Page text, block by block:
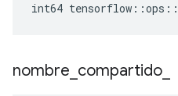
int64 tensorflow ::ops ::
nombre compartido